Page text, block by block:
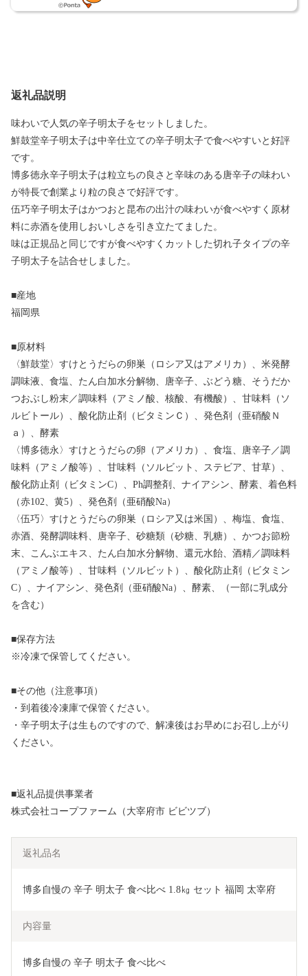
返礼品説明
味わいで人気の辛子明太子をセットしました。
鮮鼓堂辛子明太子は中辛仕立ての辛子明太子で食べやすいと好評
です。
博多徳永辛子明太子は粒立ちの良さと辛味のある唐辛子の味わい
が特長で創業より粒の良さで好評です。
伍巧辛子明太子はかつおと昆布の出汁の味わいが食べやすく原材
料に赤酒を使用しおいしさを引き立たてました。
味は正規品と同じですが食べやすくカットした切れ子タイプの辛
子明太子を詰合せしました。
■産地
福岡県
■原材料
〈鮮鼓堂〉すけとうだらの卵巣（ロシア又はアメリカ）、米発酵
調味液、食塩、たん白加水分解物、唐辛子、ぶどう糖、そうだか
つおぶし粉末／調味料（アミノ酸、核酸、有機酸）、甘味料（ソ
ルビトール）、酸化防止剤（ビタミンＣ）、発色剤（亜硝酸Ｎ
ａ）、酵素
〈博多徳永〉すけとうだらの卵（アメリカ）、食塩、唐辛子／調
味料（アミノ酸等）、甘味料（ソルビット、ステビア、甘草）、
酸化防止剤（ビタミンC）、Ph調整剤、ナイアシン、酵素、着色料
（赤102、黄5）、発色剤（亜硝酸Na）
〈伍巧〉すけとうだらの卵巣（ロシア又は米国）、梅塩、食塩、
赤酒、発酵調味料、唐辛子、砂糖類（砂糖、乳糖）、かつお節粉
末、こんぶエキス、たん白加水分解物、還元水飴、酒精／調味料
（アミノ酸等）、甘味料（ソルビット）、酸化防止剤（ビタミン
C）、ナイアシン、発色剤（亜硝酸Na）、酵素、（一部に乳成分
を含む）
■保存方法
※冷凍で保管してください。
■その他（注意事項）
・到着後冷凍庫で保管ください。
・辛子明太子は生ものですので、解凍後はお早めにお召し上がり
ください。
■返礼品提供事業者
株式会社コープファーム（大宰府市 ビビツブ）
返礼品名
博多自慢の 辛子 明太子 食べ比べ 1.8㎏ セット 福岡 太宰府
内容量
博多自慢の 辛子 明太子 食べ比べ